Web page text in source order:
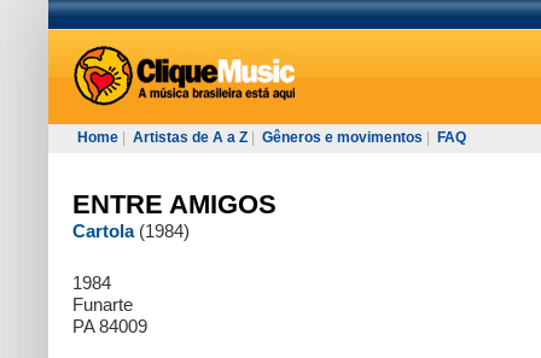
Home Artistas de A a Z Gêneros e movimentos FAQ
ENTRE AMIGOS
Cartola (1984)
1984
Funarte
PA 84009